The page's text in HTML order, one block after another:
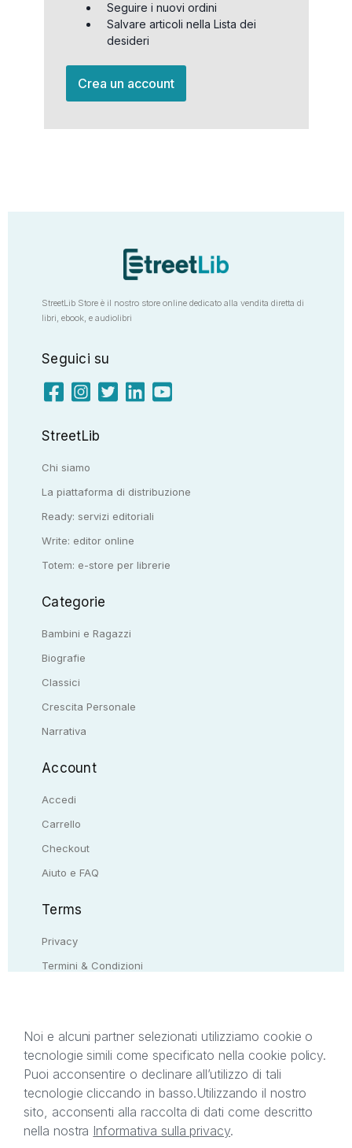
Seguire i nuovi ordini
Salvare articoli nella Lista dei
desideri
Crea un account
StreetLib Store è il nostro store online dedicato alla vendita diretta di
libri, ebook, e audiolibri
Seguici su
StreetLib
Chi siamo
La piattaforma di distribuzione
Ready: servizi editoriali
Write: editor online
Totem: e-store per librerie
Categorie
Bambini e Ragazzi
Biografie
Classici
Crescita Personale
Narrativa
Account
Accedi
Carrello
Checkout
Aiuto e FAQ
Terms
Privacy
Termini & Condizioni
Il presente sito web è di proprietà di StreetLib S.r.l.
C.F. e P.IVA 05338720963. StreetLib S.r.l. è
titolare di tutti i diritti di proprietà intellettuale
afferenti ai marchi, loghi e segni distintivi presenti
sul sito web. Si invita l’utente a prendere visione
Noi e alcuni partner selezionati utilizziamo cookie o
tecnologie simili come specificato nella cookie policy.
Puoi acconsentire o declinare all’utilizzo di tali
tecnologie cliccando in basso.Utilizzando il nostro
sito, acconsenti alla raccolta di dati come descritto
nella nostra Informativa sulla privacy.